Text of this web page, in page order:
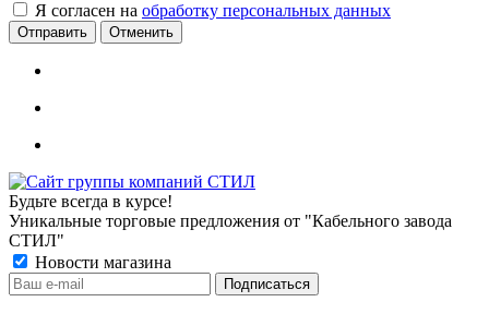
Я согласен на обработку персональных данных
Отменить
Будьте всегда в курсе!
Уникальные торговые предложения от "Кабельного завода
СТИЛ"
Новости магазина